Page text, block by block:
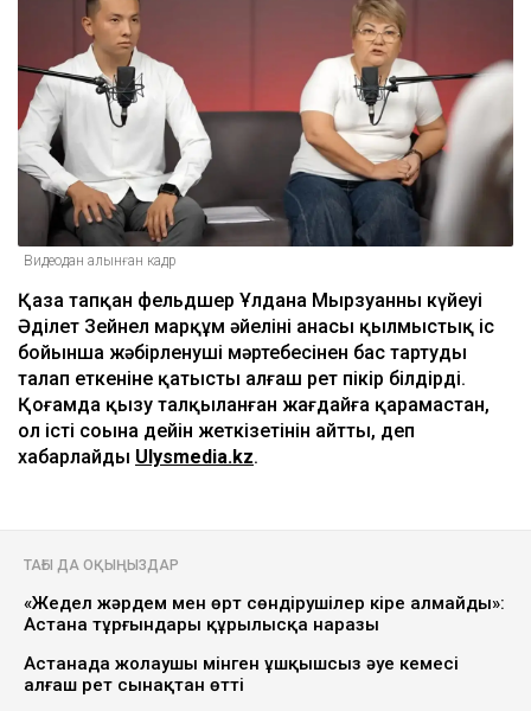
Видеодан алынған кадр
Қаза тапқан фельдшер Ұлдана Мырзуанның күйеуі
Әділет Зейнел марқұм әйелінің анасы қылмыстық іс
бойынша жәбірленуші мәртебесінен бас тартуды
талап еткеніне қатысты алғаш рет пікір білдірді.
Қоғамда қызу талқыланған жағдайға қарамастан,
ол істі соңына дейін жеткізетінін айтты, деп
хабарлайды Ulysmedia.kz.
ТАҒЫ ДА ОҚЫҢЫЗДАР
«Жедел жәрдем мен өрт сөндірушілер кіре алмайды»:
Астана тұрғындары құрылысқа наразы
Астанада жолаушы мінген ұшқышсыз әуе кемесі
алғаш рет сынақтан өтті